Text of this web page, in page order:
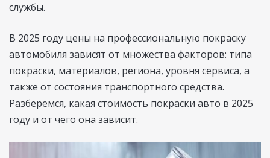
службы.
В 2025 году цены на профессиональную покраску
автомобиля зависят от множества факторов: типа
покраски, материалов, региона, уровня сервиса, а
также от состояния транспортного средства.
Разберемся, какая стоимость покраски авто в 2025
году и от чего она зависит.